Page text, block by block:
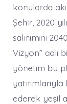
konularda
Şehir, 2020
salınımını
Vizyon” adlı
yönetim bu
ederek yeşil